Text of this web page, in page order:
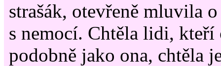
strašák, otevřeně mluvila
s nemocí. Chtěla lidi, kteří
podobně jako ona, chtěla